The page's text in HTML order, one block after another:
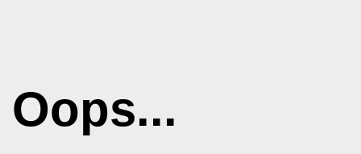
Oops...